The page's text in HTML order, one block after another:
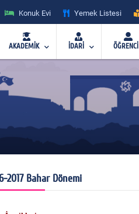
Konuk Evi Yemek Listesi
AKADEMİK İDARİ ÖĞRENCİ
2017 Bahar Dönemi